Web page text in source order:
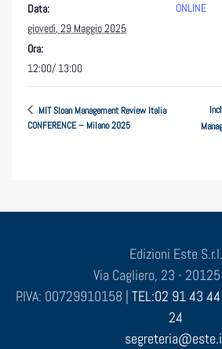
Data:
giovedì, 29 Maggio 2025
Ora:
12:00/ 13:00
ONLINE
MIT Sloan Management Review Italia
CONFERENCE – Milano 2025
Edizioni Este S.r.l.
Via Cagliero, 23 -
P.IVA: 00729910158 | TEL:02 91 43
24